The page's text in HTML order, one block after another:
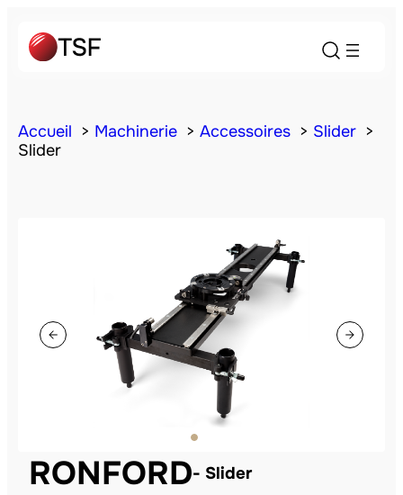
Accueil Machinerie Accessoires
Slider
Slider
RONFORD Slider